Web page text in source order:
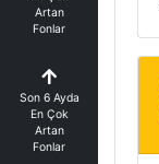
Artan
Fonlar
Son 6 Ayda
En Çok
Artan
Fonlar